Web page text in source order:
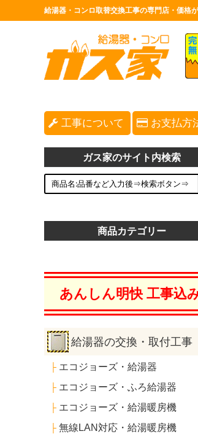
給湯器・コンロ取替交換工事の専門店・価格
工事について お支払方
ガス家のサイト内検索
商品カテゴリー
あんしん明快 工事込
給湯器の交換・取付工事
├ エコジョーズ・給湯器
├ エコジョーズ・ふろ給湯器
├ エコジョーズ・給湯暖房機
├ 無線LAN対応・給湯暖房機